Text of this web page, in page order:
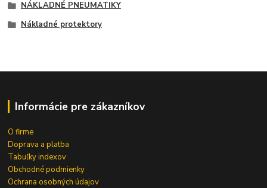
NÁKLADNÉ PNEUMATIKY
Nákladné protektory
Informácie pre zákazníkov
O firme
Doprava a platba
Tabuľky indexov
Obchodné podmienky
Ochrana osobných údajov